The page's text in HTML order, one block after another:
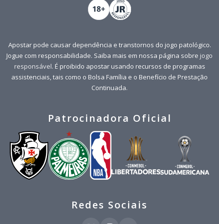
Apostar pode causar dependência e transtornos do jogo patológico.
Jogue com responsabilidade. Saiba mais em nossa página sobre jogo
responsável. É proibido apostar usando recursos de programas
assistenciais, tais como o Bolsa Família e o Benefício de Prestação
Continuada.
Patrocinadora Oficial
Redes Sociais